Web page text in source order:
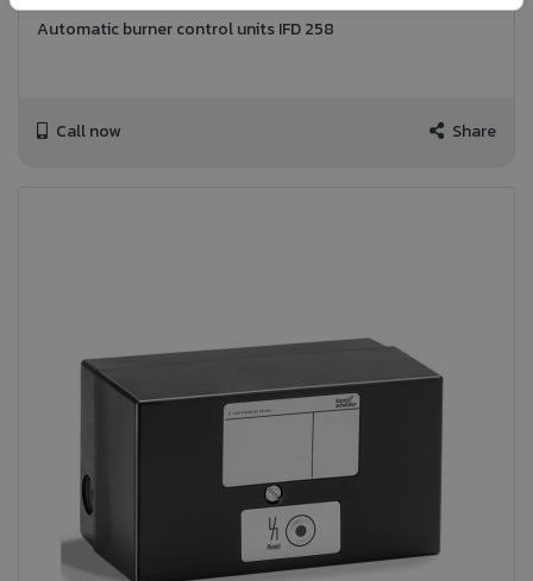
Automatic burner control units IFD 258
Call now Share